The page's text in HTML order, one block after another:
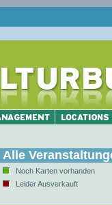
Alle
Noch Karten vorhanden
Leider Ausverkauft